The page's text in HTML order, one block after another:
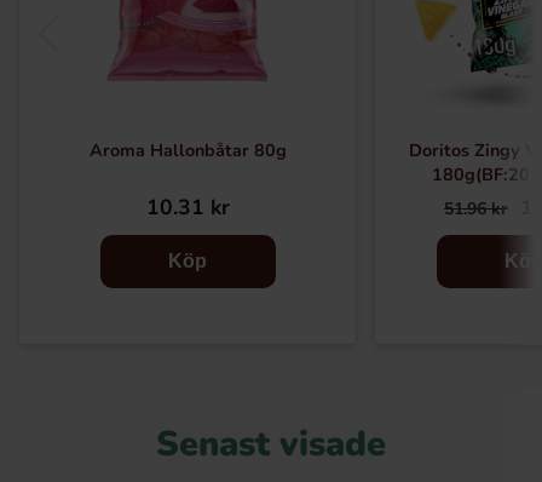
Aroma Hallonbåtar 80g
10.31 kr
Köp
Doritos Zingy
51.96 kr
Köp
Senast visade